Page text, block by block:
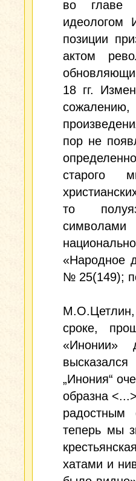
во главе
идеологом
позиции
актом
18 гг.
пор не
старого
то
«Народное
№ 25(149);
сроке,
„Инония“
образна
теперь мы
хатами и